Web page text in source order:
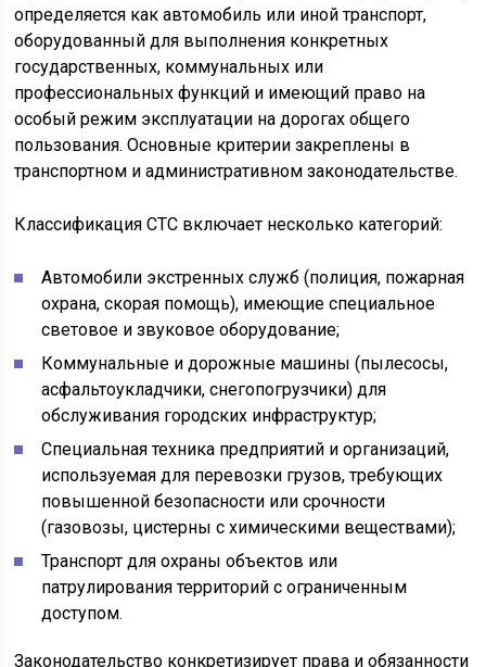
определяется как автомобиль или иной транспорт,
оборудованный для выполнения конкретных
государственных, коммунальных или
профессиональных функций и имеющий право на
особый режим эксплуатации на дорогах общего
пользования. Основные критерии закреплены в
транспортном и административном законодательстве.
Классификация СТС включает несколько категорий:
Автомобили экстренных служб (полиция, пожарная
охрана, скорая помощь), имеющие специальное
световое и звуковое оборудование;
Коммунальные и дорожные машины (пылесосы,
асфальтоукладчики, снегопогрузчики) для
обслуживания городских инфраструктур;
Специальная техника предприятий и организаций,
используемая для перевозки грузов, требующих
повышенной безопасности или срочности
(газовозы, цистерны с химическими веществами);
Транспорт для охраны объектов или
патрулирования территорий с ограниченным
доступом.
Законодательство конкретизирует права и обязанности